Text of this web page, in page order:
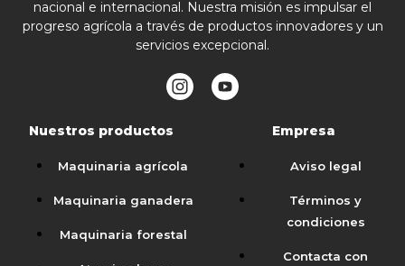
nacional e internacional. Nuestra misión es impulsar el
progreso agrícola a través de productos innovadores y un
servicios excepcional.
Nuestros productos
Maquinaria agrícola
Maquinaria ganadera
Maquinaria forestal
Empresa
Aviso legal
Términos y
condiciones
Contacta con